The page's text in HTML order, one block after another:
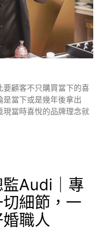
要顧客不只購買當下的喜
當下或是幾年後拿出
現當時喜悅的品牌理念就
Audi｜專
細節，一
職人